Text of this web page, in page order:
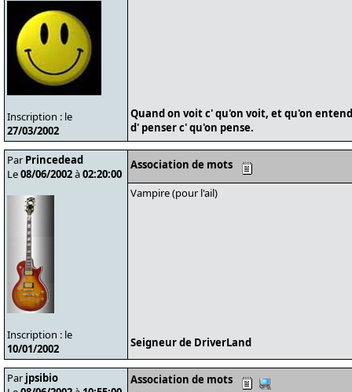
Inscription : le
27/03/2002
Quand on voit c' qu'on voit, et qu'on
d' penser c' qu'on pense.
Par Princedead
Le08/06/2002à02:20:00
Inscription : le
10/01/2002
Association de mots
Vampire (pour l'ail)
Seigneur de DriverLand
Par jpsibio
Association de mots